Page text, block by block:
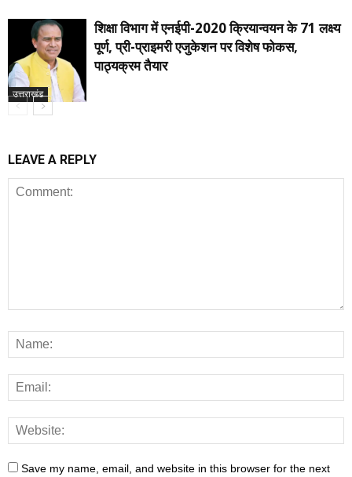
उत्तराखंड
शिक्षा विभाग में एनईपी-2020 क्रियान्वयन के 71 लक्ष्य
पूर्ण, प्री-प्राइमरी एजुकेशन पर विशेष फोकस,
पाठ्यक्रम तैयार
LEAVE A REPLY
Save my name, email, and website in this browser for the next